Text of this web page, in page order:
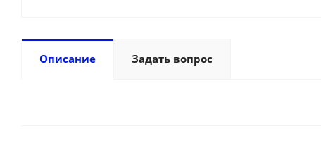
Описание Задать вопрос